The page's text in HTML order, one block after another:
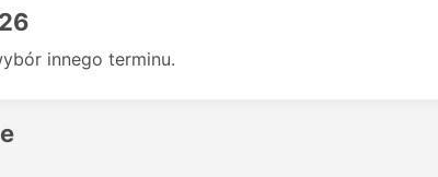
innego terminu.